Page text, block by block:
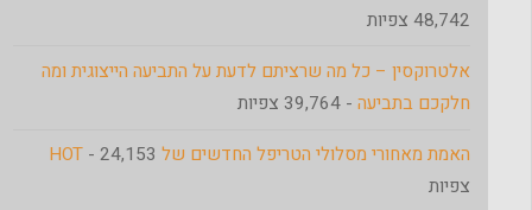
48,742 צפיות
אלטרוקסין – כל מה שרציתם לדעת על התביעה הייצוגית ומה
חלקכם בתביעה - 39,764 צפיות
האמת מאחורי מסלולי הטריפל החדשים של HOT - 24,153
צפיות